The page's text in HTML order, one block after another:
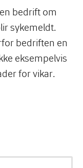
bedrift om
sykemeldt.
bedriften en
eksempelvis
for vikar.